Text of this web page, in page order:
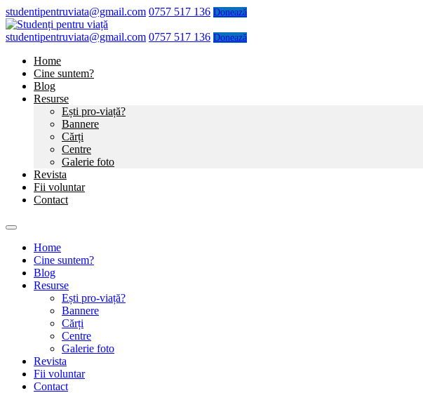
studentipentruviata@gmail.com 0757 517 136 Donează
studentipentruviata@gmail.com 0757 517 136 Donează
Home
Cine suntem?
Blog
Resurse
Ești pro-viață?
Bannere
Cărți
Centre
Galerie foto
Revista
Fii voluntar
Contact
Home
Cine suntem?
Blog
Resurse
Ești pro-viață?
Bannere
Cărți
Centre
Galerie foto
Revista
Fii voluntar
Contact